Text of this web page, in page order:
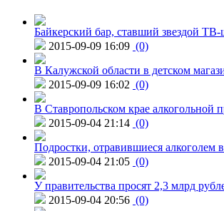
Байкерский бар, ставший звездой ТВ-
2015-09-09 16:09 (0)
В Калужской области в детском
2015-09-09 16:02 (0)
В Ставропольском крае
2015-09-04 21:14 (0)
Подростки, отравившиеся алкоголем
2015-09-04 21:05 (0)
У правительства просят 2,3 млрд
2015-09-04 20:56 (0)